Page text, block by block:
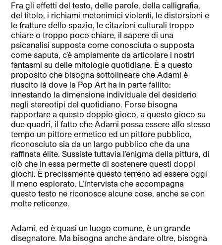
Fra gli effetti del testo, delle parole, della calligrafia,
del titolo, i richiami metonimici violenti, le distorsioni e
le fratture dello spazio, le citazioni culturali troppo
chiare o troppo poco chiare, il sapere di una
psicanalisi supposta come conosciuta o supposta
come saputa, c’è ampiamente da articolare i nostri
fantasmi su delle mitologie quotidiane. È a questo
proposito che bisogna sottolineare che Adami è
riuscito là dove la Pop Art ha in parte fallito:
innestando la dimensione individuale del desiderio
negli stereotipi del quotidiano. Forse bisogna
rapportare a questo doppio gioco, a questo gioco su
due quadri, il fatto che Adami possa essere allo stesso
tempo un pittore ermetico ed un pittore pubblico,
riconosciuto sia da un largo pubblico che da una
raffinata élite. Sussiste tuttavia l’enigma della pittura, di
ciò che in essa permette di sostenere questi doppi
giochi. È precisamente questo terreno ad essere oggi
il meno esplorato. L’intervista che accompagna
questo testo ne riconosce alcune cose, anche se con
molte reticenze.
Adami, ed è quasi un luogo comune, è un grande
disegnatore. Ma bisogna anche andare oltre, bisogna